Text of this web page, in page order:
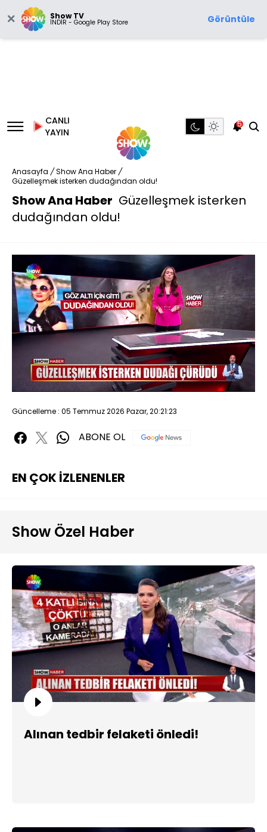
Show TV
İNDİR - Google Play Store Görüntüle
CANLI
YAYIN
5
Anasayfa / Show Ana Haber /
Güzelleşmek isterken dudağından oldu!
Show Ana Haber Güzelleşmek isterken
dudağından oldu!
Sesi
Aç
480P
:
52.68%
Oynatma
Hızı
Güncelleme : 05 Temmuz 2026 Pazar, 20:21:23
ABONE OL
EN ÇOK İZLENENLER
Show Özel Haber
Alınan tedbir felaketi önledi!